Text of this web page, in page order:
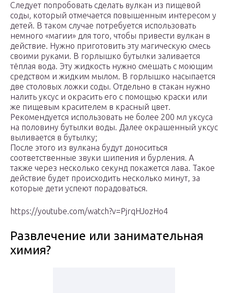
Следует попробовать сделать вулкан из пищевой
соды, который отмечается повышенным интересом у
детей. В таком случае потребуется использовать
немного «магии» для того, чтобы привести вулкан в
действие. Нужно приготовить эту магическую смесь
своими руками. В горлышко бутылки заливается
тёплая вода. Эту жидкость нужно смешать с моющим
средством и жидким мылом. В горлышко насыпается
две столовых ложки соды. Отдельно в стакан нужно
налить уксус и окрасить его с помощью краски или
же пищевым красителем в красный цвет.
Рекомендуется использовать не более 200 мл уксуса
на половину бутылки воды. Далее окрашенный уксус
выливается в бутылку;
После этого из вулкана будут доноситься
соответственные звуки шипения и бурления. А
также через несколько секунд покажется лава. Такое
действие будет происходить несколько минут, за
которые дети успеют порадоваться.
https://youtube.com/watch?v=PjrqHJozHo4
Развлечение или занимательная
химия?